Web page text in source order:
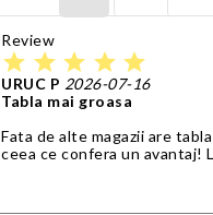
Review
star star star star star
URUC P 2026-07-16
Tabla mai groasa
Fata de alte magazii are
ceea ce confera un avantaj!